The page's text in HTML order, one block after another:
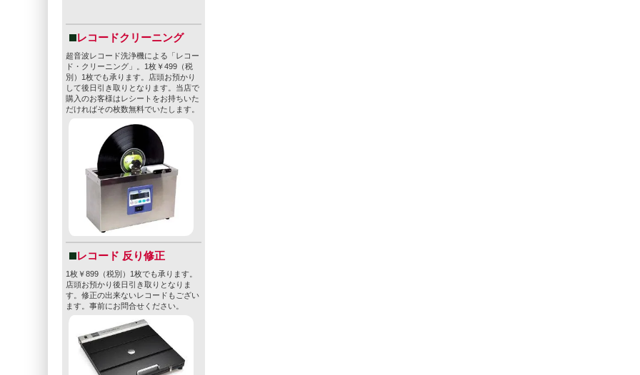
レコードクリーニング
超音波レコード洗浄機による「レコー
ド・クリーニング」。1枚￥499（税
別）1枚でも承ります。店頭お預かり
して後日引き取りとなります。当店で
購入のお客様はレシートをお持ちいた
だければその枚数無料でいたします。
レコード 反り修正
1枚￥899（税別）1枚でも承ります。
店頭お預かり後日引き取りとなりま
す。修正の出来ないレコードもござい
ます。事前にお問合せください。